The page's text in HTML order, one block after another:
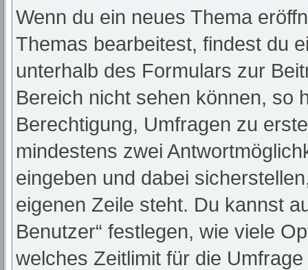
Wenn du ein neues Thema
Themas bearbeitest, findest du
unterhalb des Formulars zur
Bereich nicht sehen können, so
Berechtigung, Umfragen zu
mindestens zwei
eingeben und dabei
eigenen Zeile steht. Du kannst
Benutzer“ festlegen, wie viele
welches Zeitlimit für die